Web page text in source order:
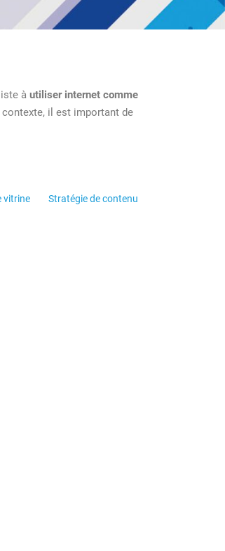
à utiliser internet comme
contexte, il est important de
vitrine Stratégie de contenu